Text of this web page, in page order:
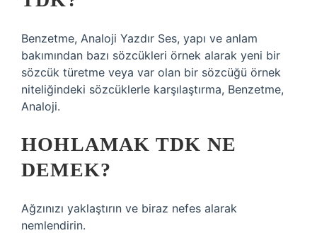
Benzetme, Analoji Yazdır Ses, yapı ve anlam
bakımından bazı sözcükleri örnek alarak yeni bir
sözcük türetme veya var olan bir sözcüğü örnek
niteliğindeki sözcüklerle karşılaştırma, Benzetme,
Analoji.
HOHLAMAK TDK NE
DEMEK?
Ağzınızı yaklaştırın ve biraz nefes alarak
nemlendirin.